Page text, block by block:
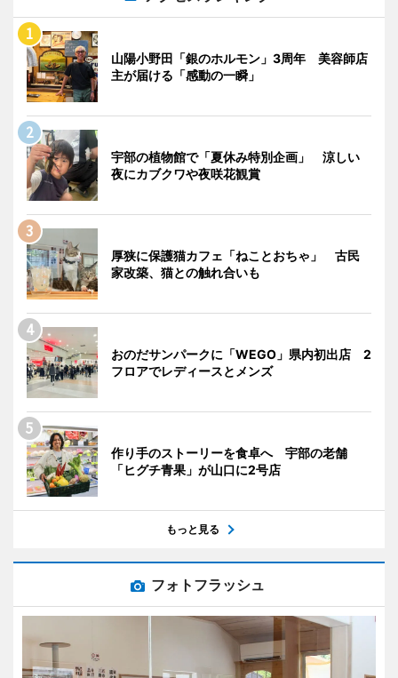
山陽小野田「銀のホルモン」3周年 美容師店
主が届ける「感動の一瞬」
宇部の植物館で「夏休み特別企画」 涼しい
夜にカブクワや夜咲花観賞
厚狭に保護猫カフェ「ねことおちゃ」 古民
家改築、猫との触れ合いも
おのだサンパークに「WEGO」県内初出店 2
フロアでレディースとメンズ
作り手のストーリーを食卓へ 宇部の老舗
「ヒグチ青果」が山口に2号店
もっと見る
フォトフラッシュ